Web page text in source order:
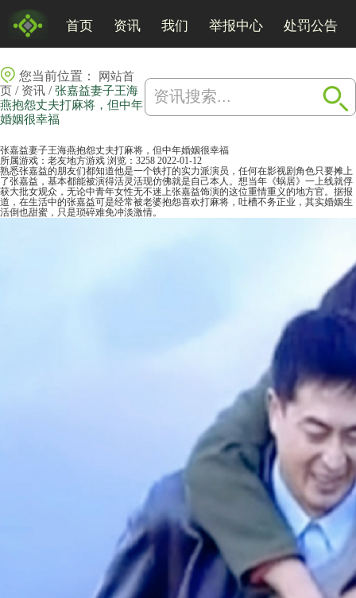
首页 资讯 我们 举报中心 处罚公告
您当前位置：
网站首
页 / 资讯 /张嘉益妻子王海
燕抱怨丈夫打麻将，但中年
婚姻很幸福
张嘉益妻子王海燕抱怨丈夫打麻将，但中年婚姻很幸福
所属游戏： 老友地方游戏 浏览：3258 2022-01-12
熟悉张嘉益的朋友们都知道他是一个铁打的实力派演员，任何在影视剧角色只要摊上
了张嘉益，基本都能被演得活灵活现仿佛就是自己本人。想当年《蜗居》一上线就俘
获大批女观众，无论中青年女性无不迷上张嘉益饰演的这位重情重义的地方官。据报
道，在生活中的张嘉益可是经常被老婆抱怨喜欢打麻将 ，吐槽不务正业，其实婚姻生
活倒也甜蜜，只是琐碎难免冲淡激情。